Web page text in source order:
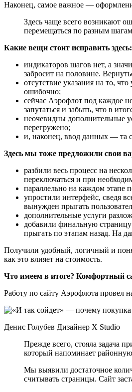
Наконец, самое важное —
Здесь чаще всего возникают
перемещаться по разным
Какие вещи стоит исправить здесь:
индикаторов шагов нет, а
забросит на половине.
отсутствие указания на то,
ошибочно;
сейчас Аэрофлот под каждое
запутаться и забыть, что в
неочевидны дополнительные
перегружено;
и, наконец, ввод данных — та
Здесь мы тоже предложили свои
разбили весь процесс на
переключаться и при
параллельно на каждом этапе
упростили интерфейс, сведя
вынужден прыгать
дополнительные услуги
добавили финальную
прыгать по этапам назад. На
Получили удобный, логичный и
как это влияет на стоимость.
Что имеем в итоге? Комфортный
Работу по сайту Аэрофлота провел
Денис Голубев Дизайнер X Studio
Прежде всего, стояла задача
который напоминает
Мы выявили достаточное
считывать страницы. Сайт